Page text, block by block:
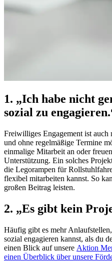
1. „Ich habe nicht
sozial zu
Freiwilliges Engagement ist
und ohne regelmäßige Termine
einmalige Mitarbeit an oder
Unterstützung. Ein solches
die Legorampen für
flexibel mitarbeiten kannst. So
großen Beitrag leisten.
2. „Es gibt kein
Häufig gibt es mehr
sozial engagieren kannst, als du
einen Blick auf unsere Aktion
einen Überblick über unsere